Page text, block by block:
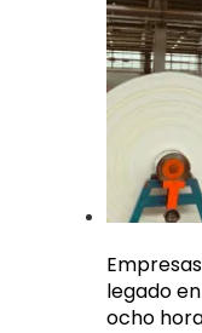
legado
ocho